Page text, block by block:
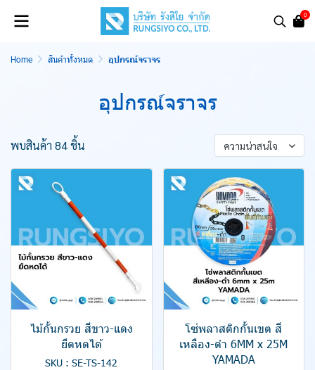
0
Home สินค้าทั้งหมด อุปกรณ์จราจร
อุปกรณ์จราจร
พบสินค้า 84 ชิ้น ความน่าสนใจ
ไม้กั้นกรวย สีขาว-แดง
ยืดหดได้
SKU : SE-TS-142
โซ่พลาสติกกั้นเขต สี
เหลือง-ดำ 6MM x 25M
YAMADA